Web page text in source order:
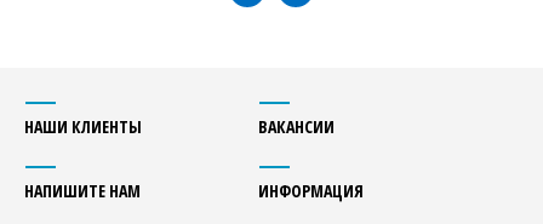
НАШИ КЛИЕНТЫ ВАКАНСИИ
НАПИШИТЕ НАМ ИНФОРМАЦИЯ